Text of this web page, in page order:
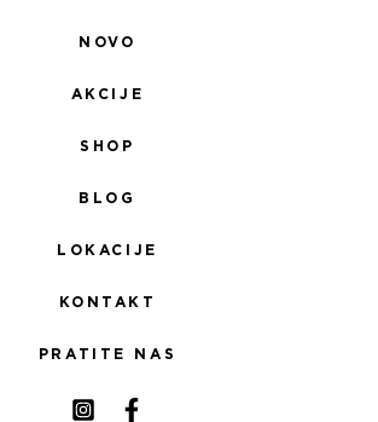
NOVO
AKCIJE
SHOP
BLOG
LOKACIJE
KONTAKT
PRATITE NAS